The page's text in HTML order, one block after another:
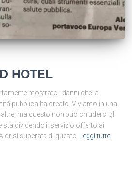
HOTEL
mostrato i danni che la
pubblica ha creato. Viviamo in una
ma questo non può chiuderci gli
sta dividendo il servizio offerto ai
crisi superata di questo
Leggi tutto